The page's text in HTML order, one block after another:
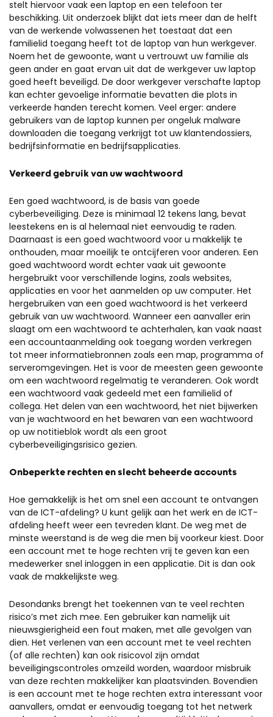
stelt hiervoor vaak een laptop en een telefoon ter
beschikking. Uit onderzoek blijkt dat iets meer dan de helft
van de werkende volwassenen het toestaat dat een
familielid toegang heeft tot de laptop van hun werkgever.
Noem het de gewoonte, want u vertrouwt uw familie als
geen ander en gaat ervan uit dat de werkgever uw laptop
goed heeft beveiligd. De door werkgever verschafte laptop
kan echter gevoelige informatie bevatten die plots in
verkeerde handen terecht komen. Veel erger: andere
gebruikers van de laptop kunnen per ongeluk malware
downloaden die toegang verkrijgt tot uw klantendossiers,
bedrijfsinformatie en bedrijfsapplicaties.
Verkeerd gebruik van uw wachtwoord
Een goed wachtwoord, is de basis van goede
cyberbeveiliging. Deze is minimaal 12 tekens lang, bevat
leestekens en is al helemaal niet eenvoudig te raden.
Daarnaast is een goed wachtwoord voor u makkelijk te
onthouden, maar moeilijk te ontcijferen voor anderen. Een
goed wachtwoord wordt echter vaak uit gewoonte
hergebruikt voor verschillende logins, zoals websites,
applicaties en voor het aanmelden op uw computer. Het
hergebruiken van een goed wachtwoord is het verkeerd
gebruik van uw wachtwoord. Wanneer een aanvaller erin
slaagt om een wachtwoord te achterhalen, kan vaak naast
een accountaanmelding ook toegang worden verkregen
tot meer informatiebronnen zoals een map, programma of
serveromgevingen. Het is voor de meesten geen gewoonte
om een wachtwoord regelmatig te veranderen. Ook wordt
een wachtwoord vaak gedeeld met een familielid of
collega. Het delen van een wachtwoord, het niet bijwerken
van je wachtwoord en het bewaren van een wachtwoord
op uw notitieblok wordt als een groot
cyberbeveiligingsrisico gezien.
Onbeperkte rechten en slecht beheerde accounts
Hoe gemakkelijk is het om snel een account te ontvangen
van de ICT-afdeling? U kunt gelijk aan het werk en de ICT-
afdeling heeft weer een tevreden klant. De weg met de
minste weerstand is de weg die men bij voorkeur kiest. Door
een account met te hoge rechten vrij te geven kan een
medewerker snel inloggen in een applicatie. Dit is dan ook
vaak de makkelijkste weg.
Desondanks brengt het toekennen van te veel rechten
risico’s met zich mee. Een gebruiker kan namelijk uit
nieuwsgierigheid een fout maken, met alle gevolgen van
dien. Het verlenen van een account met te veel rechten
(of alle rechten) kan ook risicovol zijn omdat
beveiligingscontroles omzeild worden, waardoor misbruik
van deze rechten makkelijker kan plaatsvinden. Bovendien
is een account met te hoge rechten extra interessant voor
aanvallers, omdat er eenvoudig toegang tot het netwerk